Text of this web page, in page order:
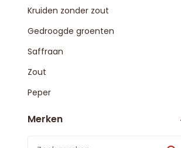
Kruiden zonder zout
Gedroogde groenten
Saffraan
Zout
Peper
Merken